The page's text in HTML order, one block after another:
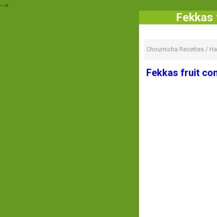
-->
Choumicha Recettes /
Fekkas fruit